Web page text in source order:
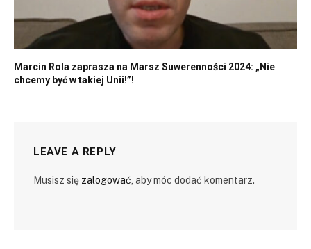
Marcin Rola zaprasza na Marsz Suwerenności 2024: „Nie
chcemy być w takiej Unii!”!
LEAVE A REPLY
Musisz się zalogować , aby móc dodać komentarz.